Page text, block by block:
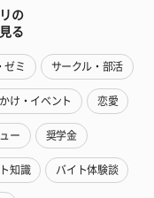
の
る
ゼミ サークル・部活
け・イベント 恋愛
ー 奨学金
知識 バイト体験談